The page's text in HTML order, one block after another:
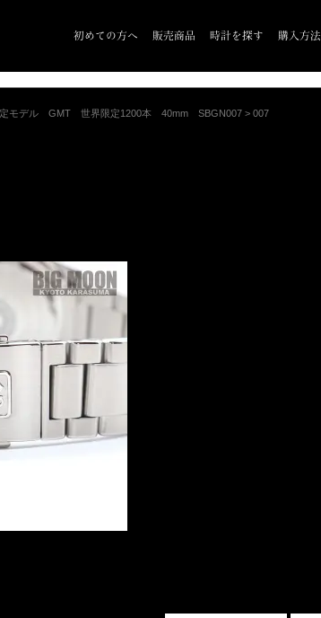
初めての方へ 販売商品 時計を探す 購入方法
定モデル GMT 世界限定1200本 40mm SBGN007 > 007